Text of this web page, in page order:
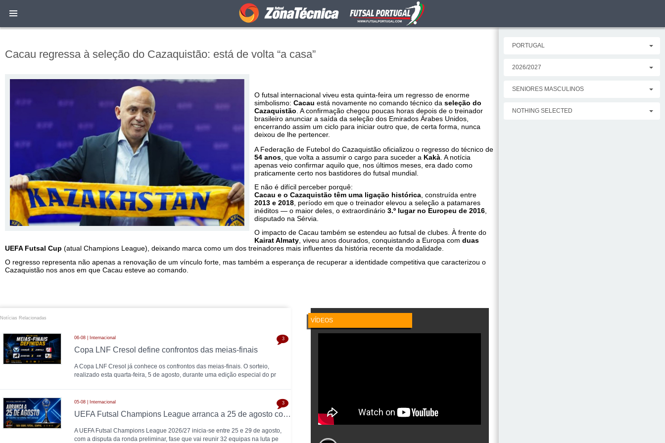
Cacau regressa à seleção do Cazaquistão: está de volta “a casa”
O futsal internacional viveu esta quinta-feira um regresso de enorme
simbolismo: Cacau está novamente no comando técnico da seleção do
Cazaquistão . A confirmação chegou poucas horas depois de o treinador
brasileiro anunciar a saída da seleção dos Emirados Árabes Unidos,
encerrando assim um ciclo para iniciar outro que, de certa forma, nunca
deixou de lhe pertencer.
A Federação de Futebol do Cazaquistão oficializou o regresso do técnico de
54 anos , que volta a assumir o cargo para suceder a Kakà . A notícia
apenas veio confirmar aquilo que, nos últimos meses, era dado como
praticamente certo nos bastidores do futsal mundial.
E não é difícil perceber porquê:
Cacau e o Cazaquistão têm uma ligação histórica , construída entre
2013 e 2018 , período em que o treinador elevou a seleção a patamares
inéditos — o maior deles, o extraordinário 3.º lugar no Europeu de 2016
disputado na Sérvia.
O impacto de Cacau também se estendeu ao futsal de clubes. À frente do
Kairat Almaty , viveu anos dourados, conquistando a Europa com duas
UEFA Futsal Cup (atual Champions League), deixando marca como um dos treinadores mais influentes da história recente da modalidade.
O regresso representa não apenas a renovação de um vínculo forte, mas também a esperança de recuperar a identidade competitiva que caracterizou o
Cazaquistão nos anos em que Cacau esteve ao comando.
Notícias Relacionadas
06-08 | Internacional
Copa LNF Cresol define confrontos das meias-finais
A Copa LNF Cresol já conhece os confrontos das meias-finais. O sorteio,
realizado esta quarta-feira, 5 de agosto, durante uma edição especial do pr
3
05-08 | Internacional
UEFA Futsal Champions League arranca a 25 de agosto com 32 equipas na ronda preliminar
A UEFA Futsal Champions League 2026/27 inicia-se entre 25 e 29 de agosto,
com a disputa da ronda preliminar, fase que vai reunir 32 equipas na luta pe
3
VÍDEOS
PORTUGAL
2026/2027
SENIORES MASCULINOS
NOTHING SELECTED